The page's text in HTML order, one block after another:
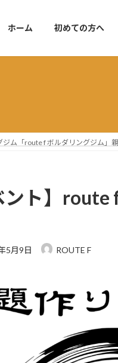
ホーム 初めての方へ
ジム「route f ボルダリングジム」
ント】
5月9日 ROUTE F